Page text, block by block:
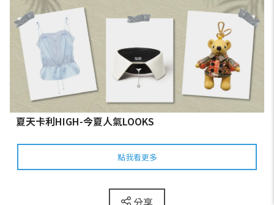
夏天卡利HIGH-今夏人氣LOOKS
點我看更多
分享